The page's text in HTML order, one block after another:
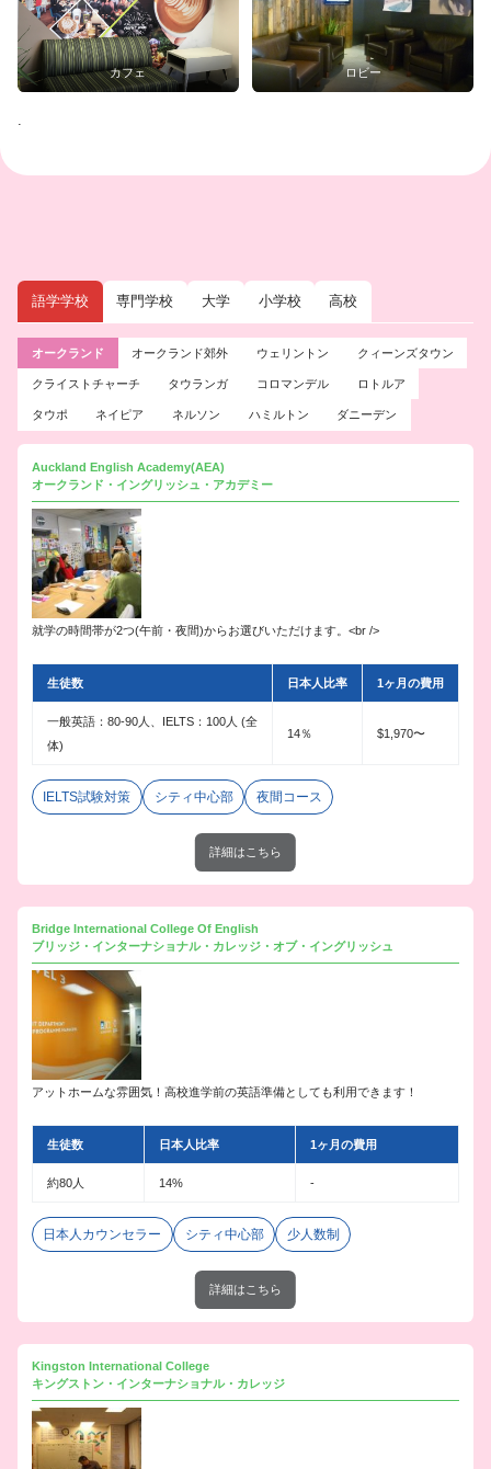
カフェ ロビー
語学学校 専門学校 大学 小学校 高校
オークランド オークランド郊外 ウェリントン クィーンズタウン
クライストチャーチ タウランガ コロマンデル ロトルア
タウポ ネイピア ネルソン ハミルトン ダニーデン
Auckland English Academy(AEA)
オークランド・イングリッシュ・アカデミー
就学の時間帯が2つ(午前・夜間)からお選びいただけます。<br />
生徒数 日本人比率 1ヶ月の費用
一般英語：80-90人、IELTS：100人 (全
体)
14％ $1,970〜
IELTS試験対策 シティ中心部 夜間コース
詳細はこちら
Bridge International College Of English
ブリッジ・インターナショナル・カレッジ・オブ・イングリッシュ
アットホームな雰囲気！高校進学前の英語準備としても利用できます！
生徒数 日本人比率 1ヶ月の費用
約80人 14% -
日本人カウンセラー シティ中心部 少人数制
詳細はこちら
Kingston International College
キングストン・インターナショナル・カレッジ